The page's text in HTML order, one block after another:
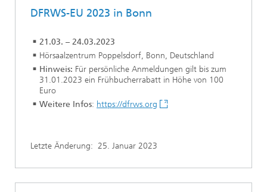
DFRWS-EU 2023 in Bonn
21.03. – 24.03.2023
Hörsaalzentrum Poppelsdorf, Bonn, Deutschland
Hinweis: Für persönliche Anmeldungen gilt bis zum
31.01.2023 ein Frühbucherrabatt in Höhe von 100
Euro
Weitere Infos: https://dfrws.org
Letzte Änderung: 25. Januar 2023